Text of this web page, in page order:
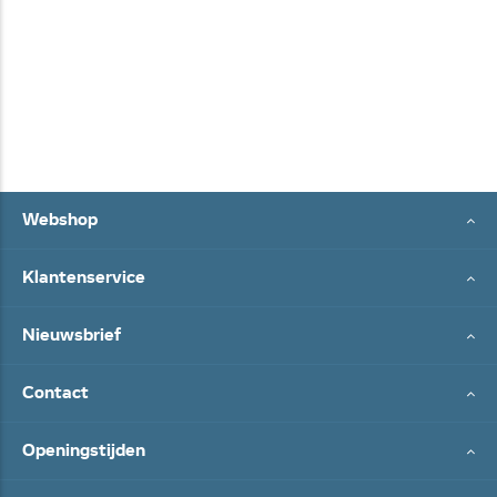
Webshop
Klantenservice
Nieuwsbrief
Contact
Openingstijden